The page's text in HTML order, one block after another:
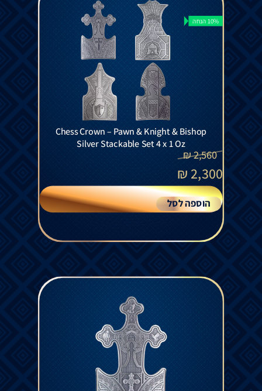
10% הנחה
Chess Crown – Pawn & Knight & Bishop
Silver Stackable Set 4 x 1 Oz
2,560
₪
2,300
₪
הוספה לסל